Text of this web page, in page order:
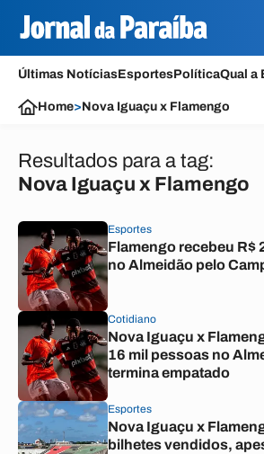
Últimas NotíciasEsportesPolíticaQual a
Home>Nova Iguaçu x Flamengo
Resultados para a tag:
Nova Iguaçu x Flamengo
Esportes
Flamengo recebeu R$
no Almeidão pelo
Cotidiano
Nova Iguaçu x
16 mil pessoas no
termina empatado
Esportes
Nova Iguaçu x
bilhetes vendidos,